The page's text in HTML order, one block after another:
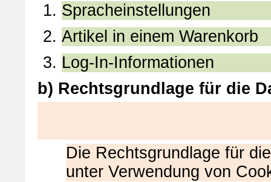
Spracheinstellungen
Artikel in einem Warenkorb
Log-In-Informationen
b) Rechtsgrundlage für die
Die Rechtsgrundlage für
unter Verwendung von